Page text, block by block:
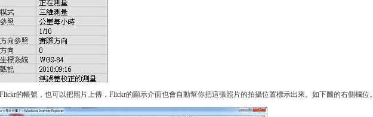
的帳號，也可以把照片上傳，Flickr的顯示介面也會自動幫你把這張照片的拍攝位置標示出來。如下圖的右側欄位。